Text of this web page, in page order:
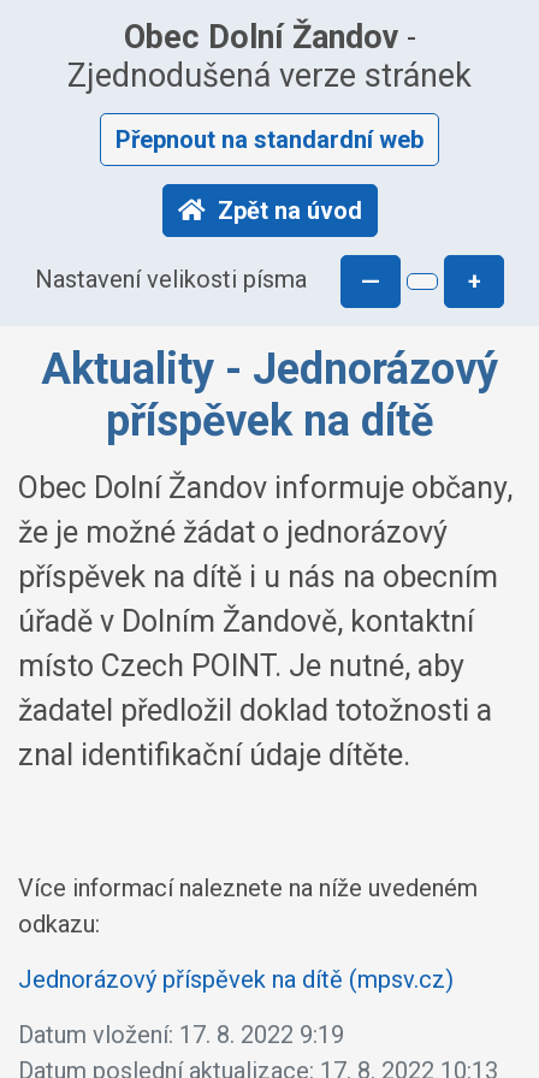
Obec Dolní Žandov-
Zjednodušená verze stránek
Přepnout na standardní web
Zpět na úvod
Nastavení velikosti písma — +
Aktuality - Jednorázový
příspěvek na dítě
Obec Dolní Žandov informuje občany,
že je možné žádat o jednorázový
příspěvek na dítě i u nás na obecním
úřadě v Dolním Žandově, kontaktní
místo Czech POINT. Je nutné, aby
žadatel předložil doklad totožnosti a
znal identifikační údaje dítěte.
Více informací naleznete na níže uvedeném
odkazu:
Jednorázový příspěvek na dítě (mpsv.cz)
Datum vložení: 17. 8. 2022 9:19
Datum poslední aktualizace: 17. 8. 2022 10:13